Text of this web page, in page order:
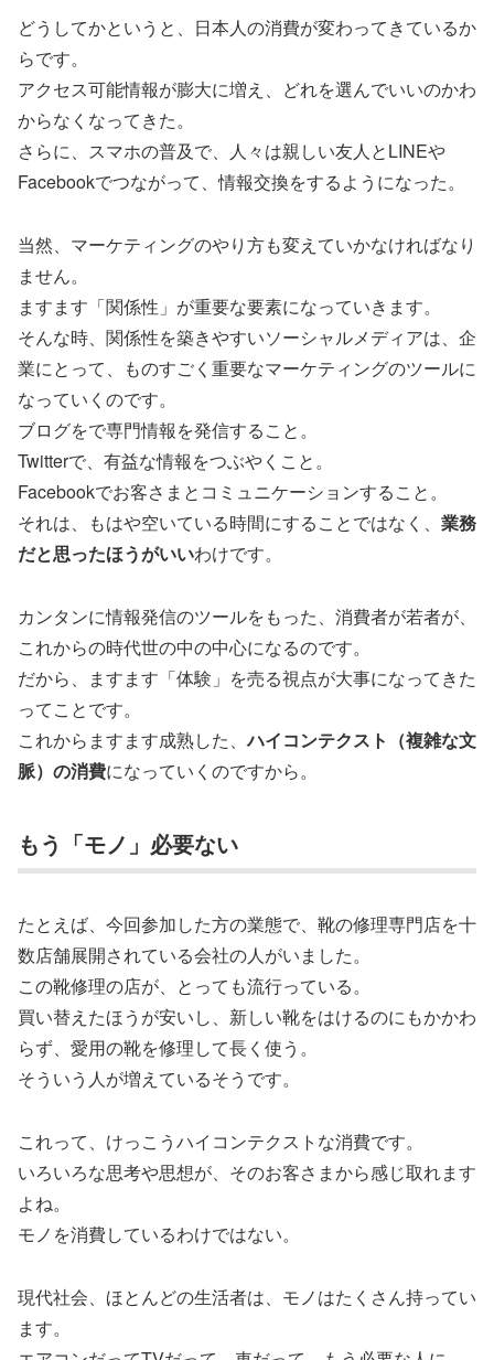
どうしてかというと、日本人の消費が変わってきているか
らです。
アクセス可能情報が膨大に増え、どれを選んでいいのかわ
からなくなってきた。
さらに、スマホの普及で、人々は親しい友人とLINEや
Facebookでつながって、情報交換をするようになった。
当然、マーケティングのやり方も変えていかなければなり
ません。
ますます「関係性」が重要な要素になっていきます。
そんな時、関係性を築きやすいソーシャルメディアは、企
業にとって、ものすごく重要なマーケティングのツールに
なっていくのです。
ブログをで専門情報を発信すること。
Twitterで、有益な情報をつぶやくこと。
Facebookでお客さまとコミュニケーションすること。
それは、もはや空いている時間にすることではなく、 業務
だと思ったほうがいいわけです。
カンタンに情報発信のツールをもった、消費者が若者が、
これからの時代世の中の中心になるのです。
だから、ますます「体験」を売る視点が大事になってきた
ってことです。
これからますます成熟した、ハイコンテクスト（複雑な文
脈）の消費になっていくのですから。
もう「モノ」必要ない
たとえば、今回参加した方の業態で、靴の修理専門店を十
数店舗展開されている会社の人がいました。
この靴修理の店が、とっても流行っている。
買い替えたほうが安いし、新しい靴をはけるのにもかかわ
らず、愛用の靴を修理して長く使う。
そういう人が増えているそうです。
これって、けっこうハイコンテクストな消費です。
いろいろな思考や思想が、そのお客さまから感じ取れます
よね。
モノを消費しているわけではない。
現代社会、ほとんどの生活者は、モノはたくさん持ってい
ます。